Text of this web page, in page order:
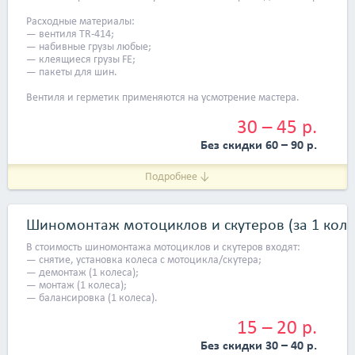
Расходные материалы:
— вентиля TR-414;
— набивные грузы любые;
— клеящиеся грузы FE;
— пакеты для шин.
Вентиля и герметик применяются на усмотрение мастера.
30 – 45 р.
Без скидки 60 – 90 р.
Подробнее ↓
Шиномонтаж мотоциклов и скутеров (за 1
В стоимость шиномонтажа мотоциклов и скутеров входят:
— снятие, установка колеса с мотоцикла/скутера;
— демонтаж (1 колеса);
— монтаж (1 колеса);
— балансировка (1 колеса).
15 – 20 р.
Без скидки 30 – 40 р.